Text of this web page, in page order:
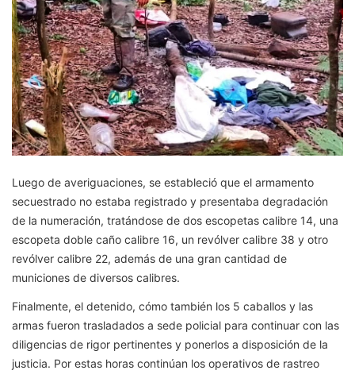
Luego de averiguaciones, se estableció que el armamento
secuestrado no estaba registrado y presentaba degradación
de la numeración, tratándose de dos escopetas calibre 14, una
escopeta doble caño calibre 16, un revólver calibre 38 y otro
revólver calibre 22, además de una gran cantidad de
municiones de diversos calibres.
Finalmente, el detenido, cómo también los 5 caballos y las
armas fueron trasladados a sede policial para continuar con las
diligencias de rigor pertinentes y ponerlos a disposición de la
justicia. Por estas horas continúan los operativos de rastreo